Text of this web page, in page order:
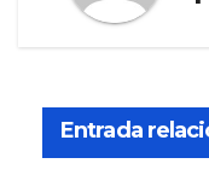
Entrada